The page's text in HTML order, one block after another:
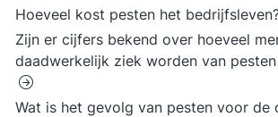
Hoeveel kost pesten het
Zijn er cijfers bekend over hoeveel
daadwerkelijk ziek worden van
Wat is het gevolg van pesten voor de